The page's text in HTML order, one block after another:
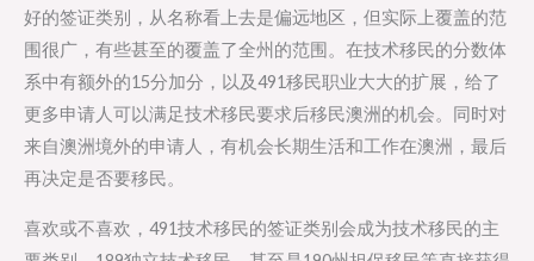
好的签证类别，从名称看上去是偏远地区，但实际上覆盖的范
围很广，有些甚至的覆盖了全州的范围。在技术移民的分数体
系中有额外的15分加分，以及491移民职业大大的扩展，给了
更多申请人可以满足技术移民要求后移民澳洲的机会。同时对
来自澳洲境外的申请人，有机会长期生活和工作在澳洲，最后
再决定是否要移民。
喜欢或不喜欢，491技术移民的签证类别会成为技术移民的主